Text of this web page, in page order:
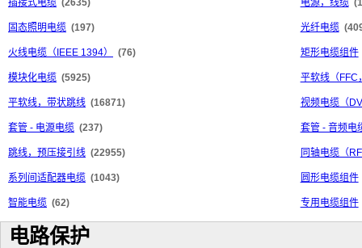
插接式电缆 (2635) 电源，线缆
固态照明电缆 (197) 光纤电缆
火线电缆（IEEE 1394） (76) 矩形电缆组件
模块化电缆 (5925) 平软线（FFC
平软线，带状跳线 (16871) 视频电缆（
套管 - 电源电缆 (237) 套管 - 音频电
跳线，预压接引线 (22955) 同轴电缆（
系列间适配器电缆 (1043) 圆形电缆组件
智能电缆 (62) 专用电缆组件
电路保护